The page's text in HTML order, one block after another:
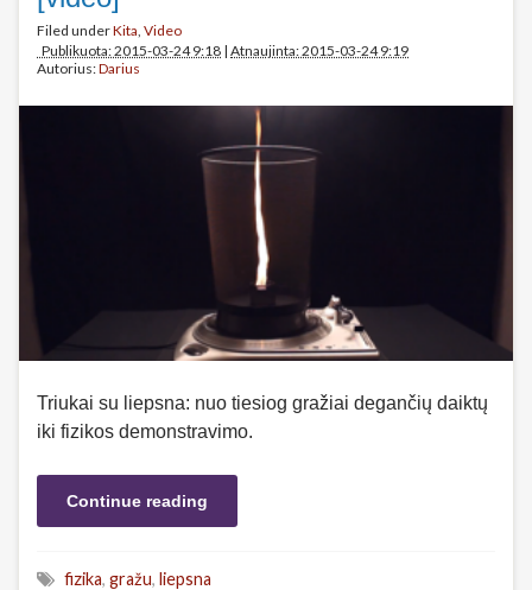
Filed underKita Video
Publikuota: 2015-03-24 9:18 | Atnaujinta: 2015-03-24 9:19
Autorius:Darius
Triukai su liepsna: nuo tiesiog gražiai degančių daiktų
iki fizikos demonstravimo.
Continue reading
fizika, gražu, liepsna